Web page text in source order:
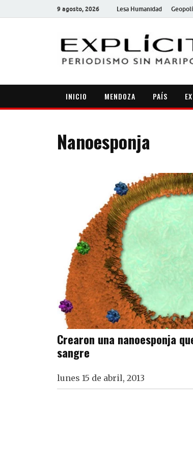
9 agosto, 2026 Lesa Humanidad
INICIO MENDOZA PAÍS
Nanoesponja
Crearon una nanoesponja
sangre
lunes 15 de abril, 2013